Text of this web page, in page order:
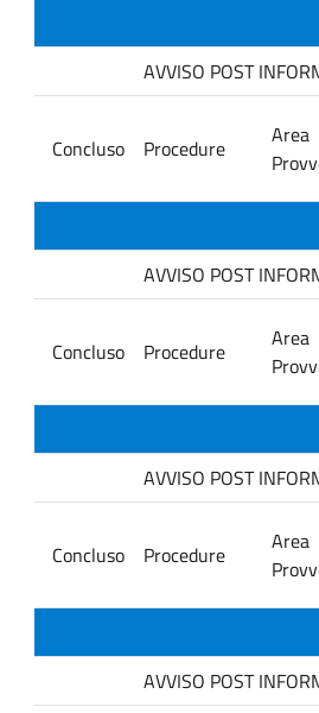
AVVISO POST
Concluso Procedure
Area
AVVISO POST
Concluso Procedure
Area
AVVISO POST
Concluso Procedure
Area
AVVISO POST